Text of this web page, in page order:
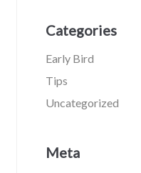
Categories
Early Bird
Tips
Uncategorized
Meta